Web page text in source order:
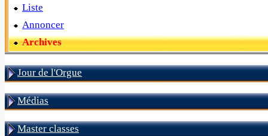
Liste
Annoncer
Archives
Jour de l'Orgue
Médias
Master classes